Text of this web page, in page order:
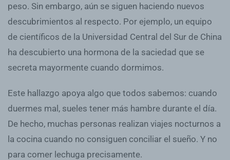
peso. Sin embargo, aún se siguen haciendo nuevos
descubrimientos al respecto. Por ejemplo, un equipo
de científicos de la Universidad Central del Sur de China
ha descubierto una hormona de la saciedad que se
secreta mayormente cuando dormimos.
Este hallazgo apoya algo que todos sabemos: cuando
duermes mal, sueles tener más hambre durante el día.
De hecho, muchas personas realizan viajes nocturnos a
la cocina cuando no consiguen conciliar el sueño. Y no
para comer lechuga precisamente.